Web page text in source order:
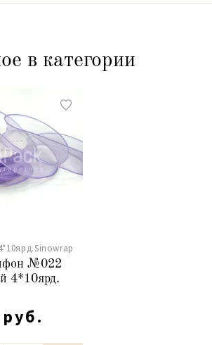
в категории
№022
4*10ярд.